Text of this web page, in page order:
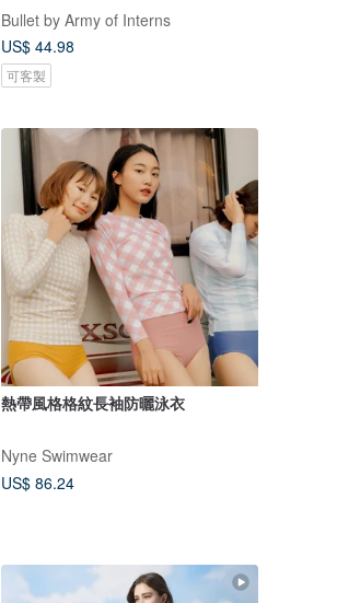
Bullet by Army of Interns
US$ 44.98
可客製
熱帶風格格紋長袖防曬泳衣
Nyne Swimwear
US$ 86.24